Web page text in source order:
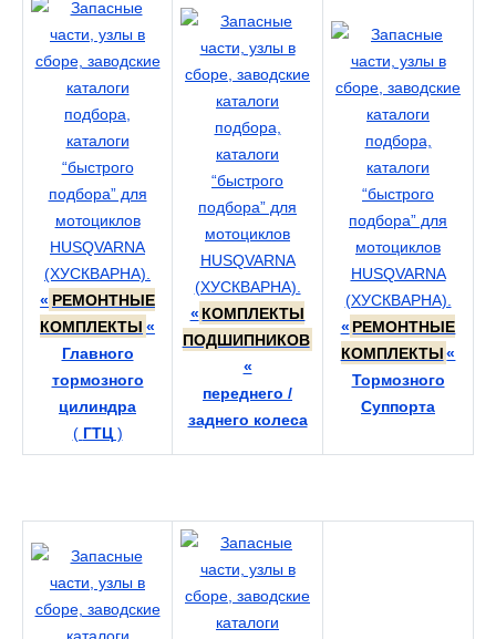
« РЕМОНТНЫЕ
КОМПЛЕКТЫ «
Главного
тормозного
цилиндра
( ГТЦ)
« КОМПЛЕКТЫ
ПОДШИПНИКОВ
«
переднего /
заднего колеса
« РЕМОНТНЫЕ
КОМПЛЕКТЫ «
Тормозного
Суппорта